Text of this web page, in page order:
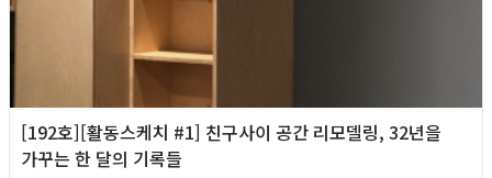
[192호][활동스케치 #1] 친구사이 공간 리모델링, 32년을
가꾸는 한 달의 기록들